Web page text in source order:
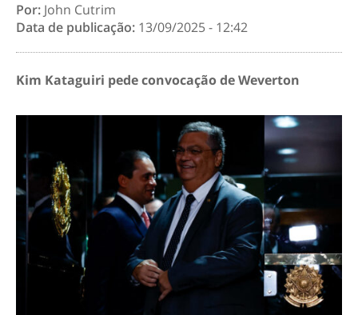
Por: John Cutrim
Data de publicação: 13/09/2025 - 12:42
Kim Kataguiri pede convocação de Weverton